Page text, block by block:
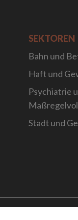
SEKTOREN
Bahn und
Haft und
Psychiatrie
Stadt und